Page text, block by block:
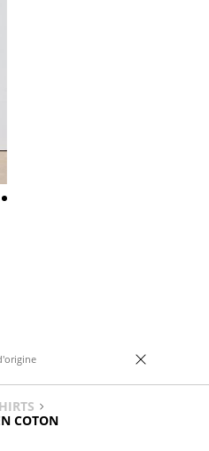
COTON